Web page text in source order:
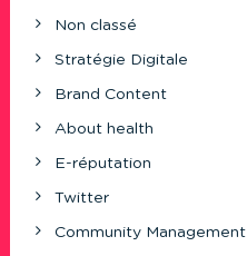
Non classé
Stratégie Digitale
Brand Content
About health
E-réputation
Twitter
Community Management